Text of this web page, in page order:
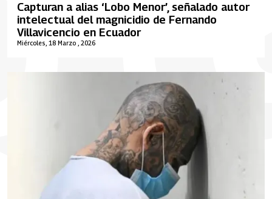
Miércoles, 18 Marzo , 2026
Capturan a alias ‘Lobo Menor’, señalado autor
intelectual del magnicidio de Fernando
Villavicencio en Ecuador